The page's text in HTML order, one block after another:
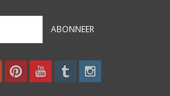
ABONNEER